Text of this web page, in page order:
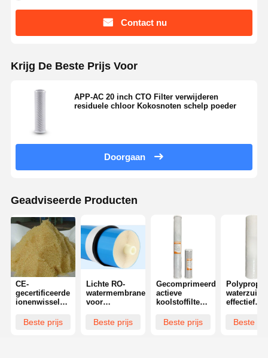
De Machine van het Ultrapurewater
ultrazuiver waterzuiveringssysteem
Ultrazuivere waterapparatuur
Ultrazuiver waterfiltratiesysteem
Ultra Pure RO water systeem
Industrieel waterzuiveringssysteem
Gedeioniseerde Watermachine
Bijbehorende onderdelen van waterzuiveringssysteem
Contact nu
Krijg De Beste Prijs Voor
APP-AC 20 inch CTO Filter verwijderen
residuele chloor Kokosnoten schelp poeder
Doorgaan
Geadviseerde Producten
CE-
gecertificeerde
ionenwisselhars
waterproductie
Beste prijs
Lichte RO-
watermembranen
voor
Beste prijs
Gecomprimeerde
actieve
koolstoffilterpatronen
inch
Beste prijs
effectief
sediment
Beste